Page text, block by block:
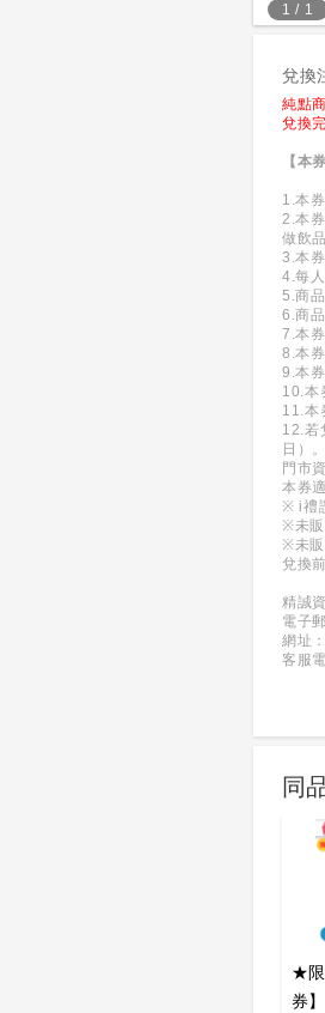
1 / 1
兌換
純點
兌換
【本
1.本
2.本
做飲
3.本
4.每
5.商
6.商
7.本
8.本
9.本
10.本
11.本
12.若
日）。
門市
本券
※ i禮
※未販
※未販
兌換
精誠
電子
網址：
客服
同
★限
券